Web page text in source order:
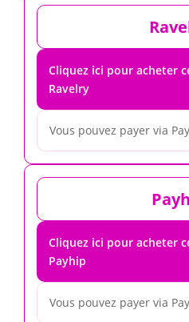
Cliquez ici pour acheter
Ravelry
Vous pouvez payer via
Cliquez ici pour acheter
Payhip
Vous pouvez payer via